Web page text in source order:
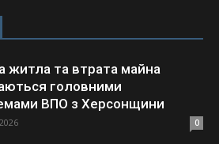
житла та втрата майна
головними
ВПО з Херсонщини
0